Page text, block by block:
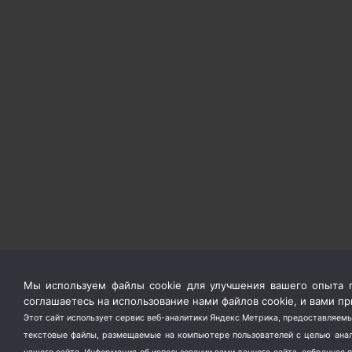
Мы используем файлы cookie для улучшения вашего опыта
соглашаетесь на использование нами файлов cookie, и вами
Этот сайт использует сервис веб-аналитики Яндекс Метрика,
текстовые файлы, размещаемые на компьютере пользователей с целью